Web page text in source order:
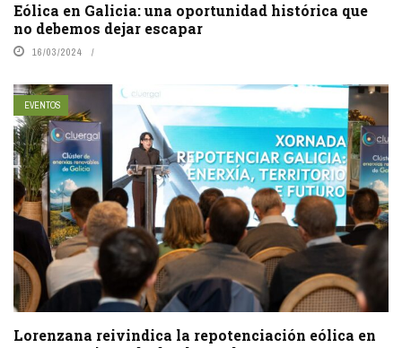
Eólica en Galicia: una oportunidad histórica que
no debemos dejar escapar
16/03/2024
EVENTOS
Lorenzana reivindica la repotenciación eólica en